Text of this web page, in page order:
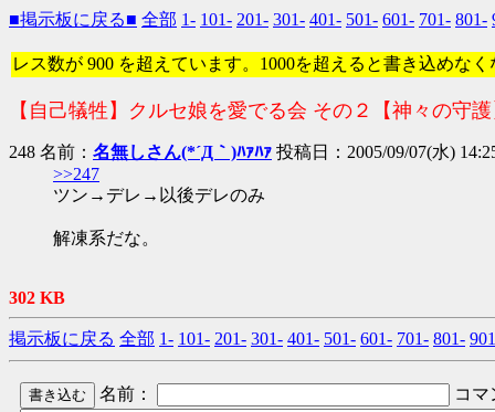
■掲示板に戻る■ 全部 1- 101- 201- 301- 401- 501- 601- 701- 801-
レス数が 900 を超えています。1000を超えると書き込めな
【自己犠牲】クルセ娘を愛でる会 その２【神々の守
248 名前： 名無しさん(*´Д｀)ﾊｧﾊｧ 投稿日：2005/09/07(水)
>>247
ツン→デレ→以後デレのみ
解凍系だな。
302 KB
掲示板に戻る 全部 1- 101- 201- 301- 401- 501- 601- 701- 801-
名前： コ